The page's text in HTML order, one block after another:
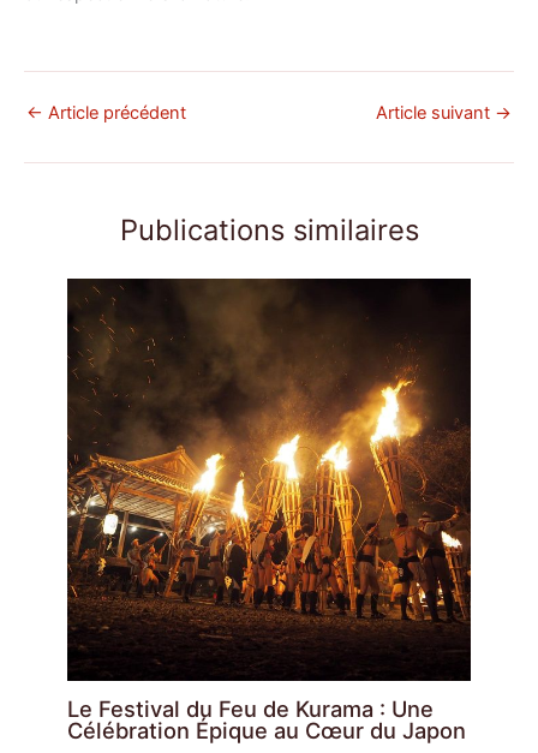
← Article précédent Article suivant →
Publications similaires
Le Festival du Feu de Kurama : Une
Célébration Épique au Cœur du Japon